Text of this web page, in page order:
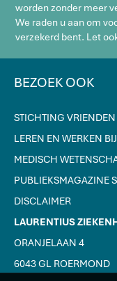
worden zonder meer
We raden u aan om
verzekerd bent. Let
BEZOEK OOK
STICHTING
LEREN EN WERKEN
MEDISCH
PUBLIEKSMAGAZINE
DISCLAIMER
LAURENTIUS
ORANJELAAN 4
6043 GL ROERMOND